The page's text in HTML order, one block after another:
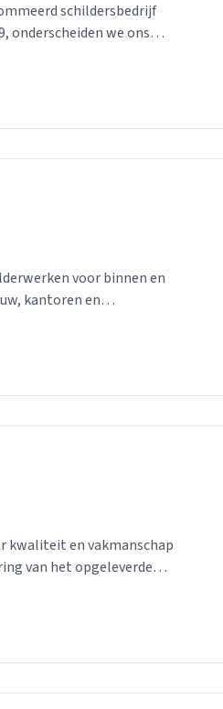
schildersbedrijf
onderscheiden we ons
voor binnen en
kantoren en
kwaliteit en vakmanschap
van het opgeleverde